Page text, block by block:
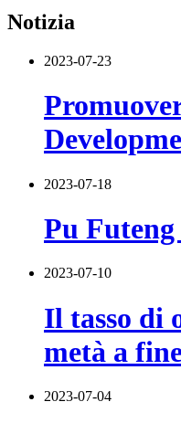
Notizia
2023-07-23
2023-07-18
Pu
2023-07-10
Il tasso di
metà a
2023-07-04